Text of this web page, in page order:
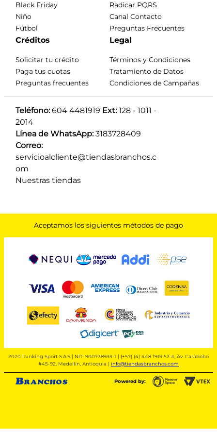
Black Friday
Niño
Fútbol
Radicar PQRS
Canal Contacto
Preguntas Frecuentes
Créditos
Solicitar tu crédito
Paga tus cuotas
Preguntas frecuentes
Legal
Términos y Condiciones
Tratamiento de Datos
Condiciones de Campañas
Teléfono: 604 4481919 Ext: 128 - 1011 -
2014
Línea de WhatsApp: 3183728409
Correo:
servicioalcliente@tiendasbranchos.c
om
Nuestras tiendas
Aceptamos los siguientes métodos de pago
2020 Ranking Sport S.A.S | NIT: 900738933-1 | (+57) (4) 448 1919 52 #, Av. Carabobo
#45-92, Medellín, Antioquia | info@tiendasbranchos.com
Powered by: